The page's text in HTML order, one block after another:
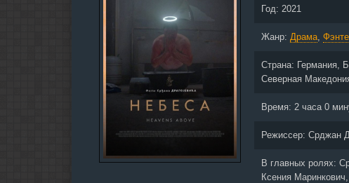
Год: 2021
Жанр: Драма,
Страна: Германия,
Северная
Время: 2 часа 0
Режиссер: Срджан
В главных ролях:
Ксения
Драма
Боевики
Фильмы